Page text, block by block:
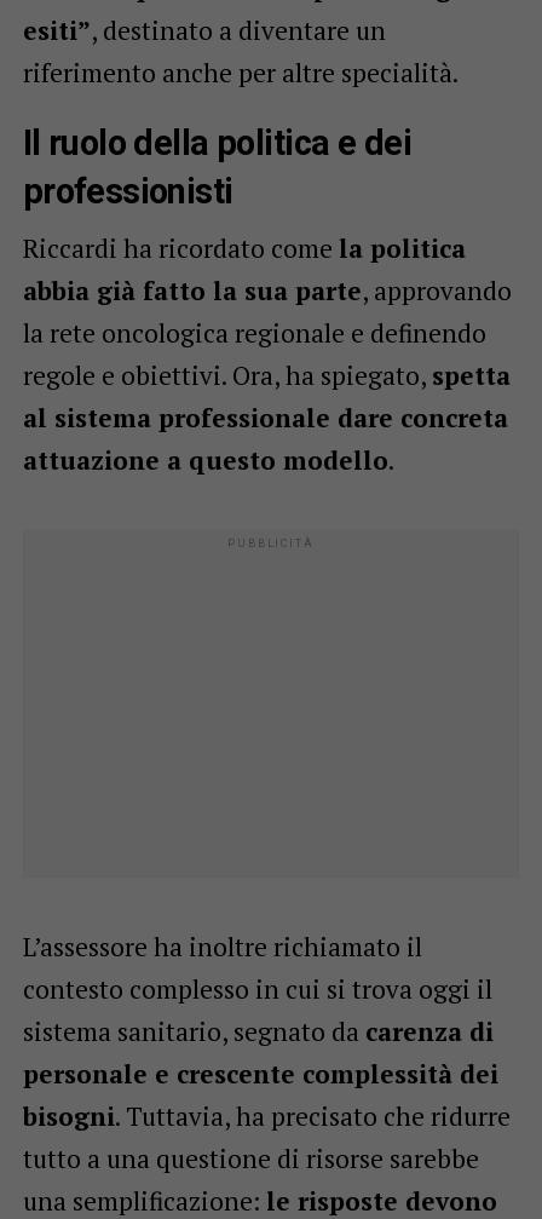
esiti”, destinato a diventare un
riferimento anche per altre specialità.
Il ruolo della politica e dei
professionisti
Riccardi ha ricordato come la politica
abbia già fatto la sua parte, approvando
la rete oncologica regionale e definendo
regole e obiettivi. Ora, ha spiegato, spetta
al sistema professionale dare concreta
attuazione a questo modello.
L’assessore ha inoltre richiamato il
contesto complesso in cui si trova oggi il
sistema sanitario, segnato da carenza di
personale e crescente complessità dei
bisogni. Tuttavia, ha precisato che ridurre
tutto a una questione di risorse sarebbe
una semplificazione: le risposte devono